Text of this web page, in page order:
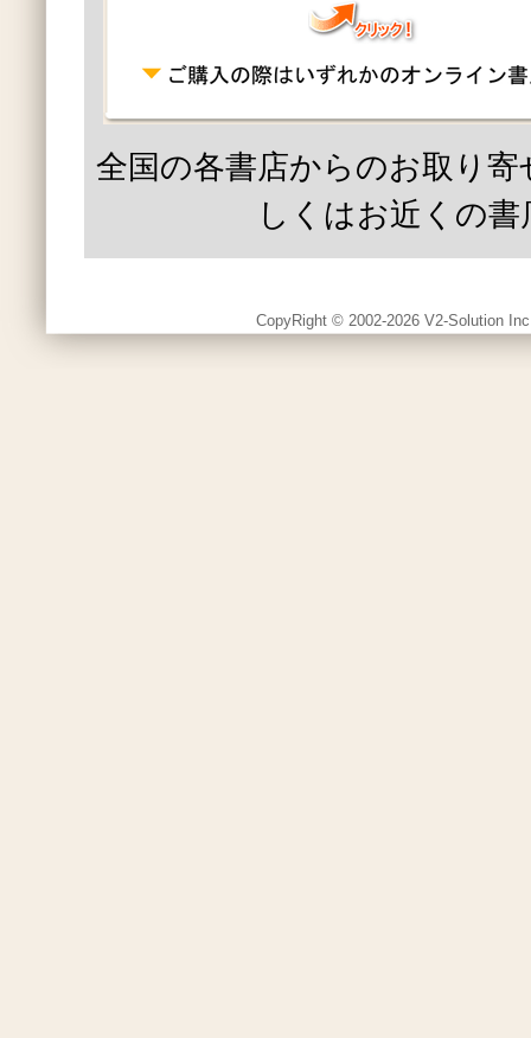
全国の各書店からのお取り
しくはお近くの書
CopyRight © 2002-2026 V2-Solution